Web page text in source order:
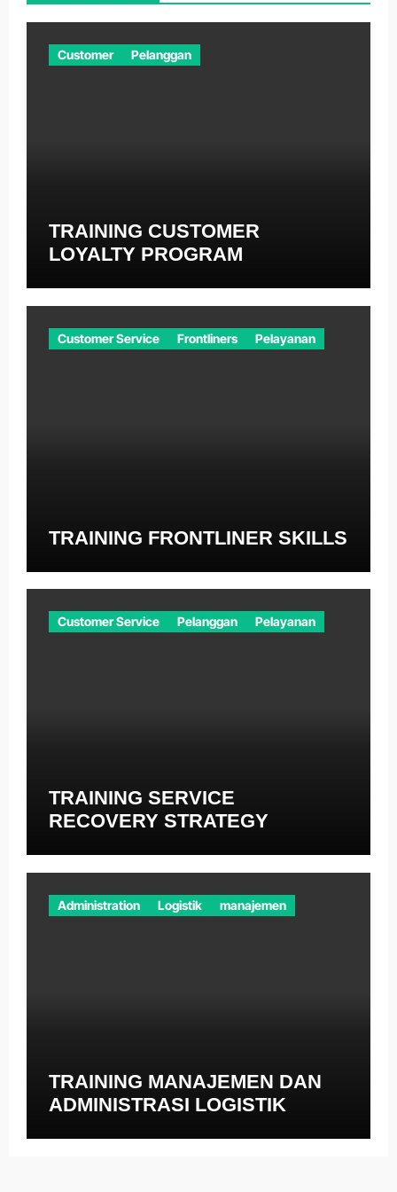
Customer Pelanggan
TRAINING CUSTOMER
LOYALTY PROGRAM
Customer Service Frontliners Pelayanan
TRAINING FRONTLINER SKILLS
Customer Service Pelanggan Pelayanan
TRAINING SERVICE
RECOVERY STRATEGY
Administration Logistik manajemen
TRAINING MANAJEMEN DAN
ADMINISTRASI LOGISTIK